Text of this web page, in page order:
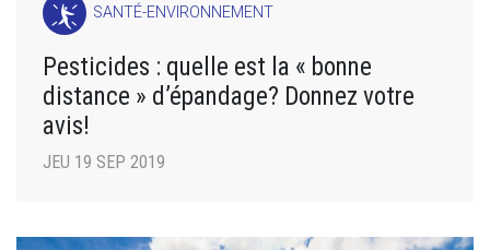
SANTÉ-ENVIRONNEMENT
Pesticides : quelle est la « bonne
distance » d’épandage? Donnez votre
avis!
JEU 19 SEP 2019